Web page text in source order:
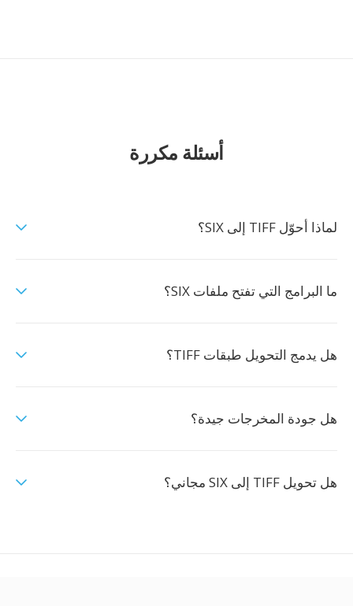
أسئلة مكررة
لماذا أحوّل TIFF إلى SIX؟
ما البرامج التي تفتح ملفات SIX؟
هل يدمج التحويل طبقات TIFF؟
هل جودة المخرجات جيدة؟
هل تحويل TIFF إلى SIX مجاني؟